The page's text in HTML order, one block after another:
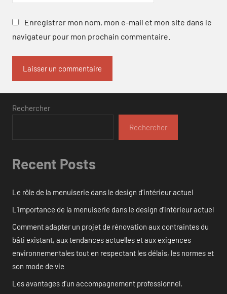
Enregistrer mon nom, mon e-mail et mon site dans le
navigateur pour mon prochain commentaire.
Rechercher
Rechercher
Recent Posts
Le rôle de la menuiserie dans le design d’intérieur actuel
L’importance de la menuiserie dans le design d’intérieur actuel
Comment adapter un projet de rénovation aux contraintes du
bâti existant, aux tendances actuelles et aux exigences
environnementales tout en respectant les délais, les normes et
son mode de vie
Les avantages d’un accompagnement professionnel.